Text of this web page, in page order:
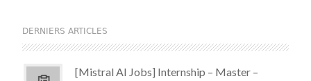
DERNIERS ARTICLES
[Mistral AI Jobs] Internship – Master –